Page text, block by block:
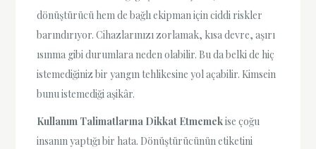
dönüştürücü hem de bağlı ekipman için ciddi riskler
barındırıyor. Cihazlarınızı zorlamak, kısa devre, aşırı
ısınma gibi durumlara neden olabilir. Bu da belki de hiç
istemediğiniz bir yangın tehlikesine yol açabilir. Kimsein
bunu istemediği aşikâr.
Kullanım Talimatlarına Dikkat Etmemekise çoğu
insanın yaptığı bir hata. Dönüştürücünün etiketini